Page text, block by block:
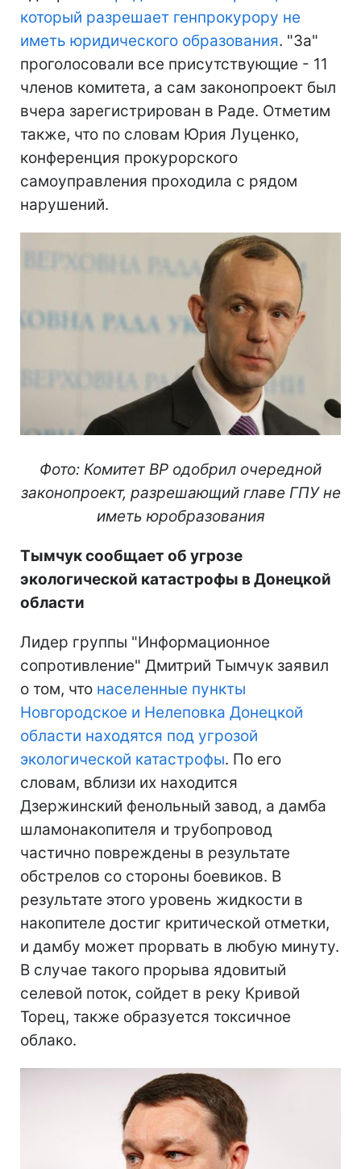
который разрешает генпрокурору не
иметь юридического образования. "За"
проголосовали все присутствующие - 11
членов комитета, а сам законопроект был
вчера зарегистрирован в Раде. Отметим
также, что по словам Юрия Луценко,
конференция прокурорского
самоуправления проходила с рядом
нарушений.
Фото: Комитет ВР одобрил очередной
законопроект, разрешающий главе ГПУ не
иметь юробразования
Тымчук сообщает об угрозе
экологической катастрофы в Донецкой
области
Лидер группы "Информационное
сопротивление" Дмитрий Тымчук заявил
о том, что населенные пункты
Новгородское и Нелеповка Донецкой
области находятся под угрозой
экологической катастрофы. По его
словам, вблизи их находится
Дзержинский фенольный завод, а дамба
шламонакопителя и трубопровод
частично повреждены в результате
обстрелов со стороны боевиков. В
результате этого уровень жидкости в
накопителе достиг критической отметки,
и дамбу может прорвать в любую минуту.
В случае такого прорыва ядовитый
селевой поток, сойдет в реку Кривой
Торец, также образуется токсичное
облако.